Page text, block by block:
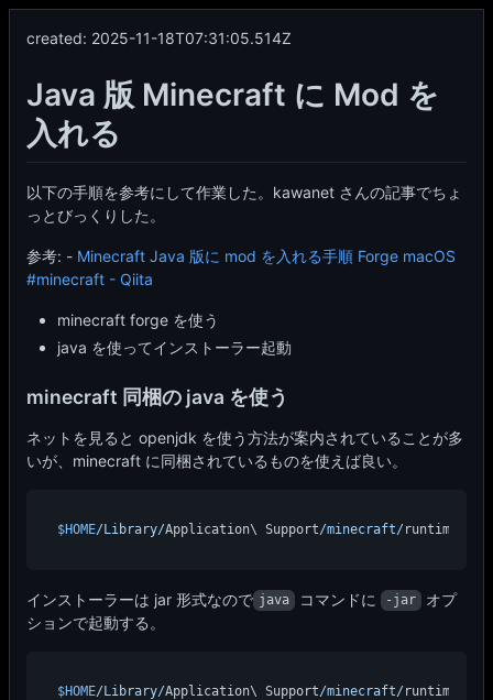
created: 2025-11-18T07:31:05.514Z
Java 版 Minecraft に Mod を
入れる
以下の手順を参考にして作業した。kawanet さんの記事でちょ
っとびっくりした。
参考: - Minecraft Java 版に mod を入れる手順 Forge macOS
#minecraft - Qiita
minecraft forge を使う
java を使ってインストーラー起動
minecraft 同梱の java を使う
ネットを見ると openjdk を使う方法が案内されていることが多
いが、minecraft に同梱されているものを使えば良い。
$HOME/Library/Application\ Support/minecraft/runtime
インストーラーは jar 形式なので java コマンドに -jar
オプ
ションで起動する。
$HOME/Library/Application\ Support/minecraft/runtime